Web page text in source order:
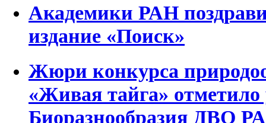
Академики РАН
издание «Поиск»
Жюри конкурса
«Живая тайга»
Биоразнообразия ДВО